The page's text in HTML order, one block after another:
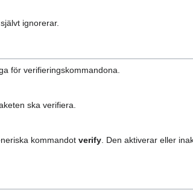
ignorerar.
för verifieringskommandona.
ska verifiera.
kommandot verify. Den aktiverar eller